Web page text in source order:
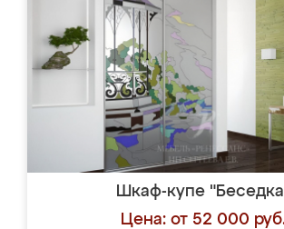
Шкаф-купе
Цена: от 52 000